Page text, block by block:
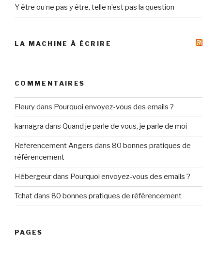
Y être ou ne pas y être, telle n’est pas la question
LA MACHINE À ÉCRIRE
COMMENTAIRES
Fleurydans Pourquoi envoyez-vous des emails ?
kamagra dans Quand je parle de vous, je parle de moi
Referencement Angers dans 80 bonnes pratiques de
référencement
Hébergeurdans Pourquoi envoyez-vous des emails ?
Tchatdans 80 bonnes pratiques de référencement
PAGES